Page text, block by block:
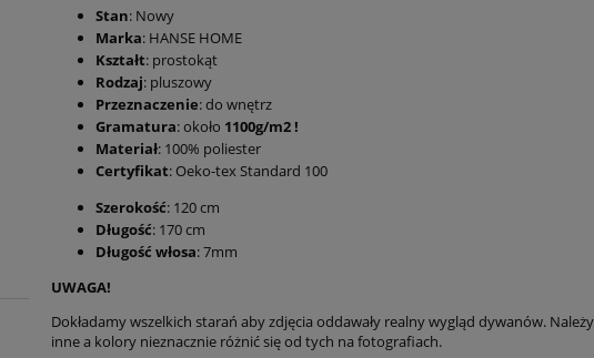
Stan: Nowy
Marka: HANSE HOME
Kształt: prostokąt
Rodzaj: pluszowy
Przeznaczenie: do wnętrz
Gramatura: około 1100g/m2 !
Materiał: 100% poliester
Certyfikat: Oeko-tex Standard 100
Szerokość: 120 cm
Długość: 170 cm
Długość włosa: 7mm
UWAGA!
Dokładamy wszelkich starań aby zdjęcia oddawały realny wygląd dywanów.
inne a kolory nieznacznie różnić się od tych na fotografiach.